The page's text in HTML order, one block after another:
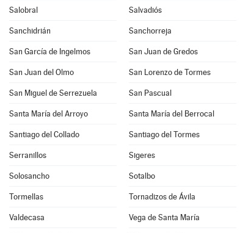
Salobral Salvadiós
Sanchidrián Sanchorreja
San García de Ingelmos San Juan de Gredos
San Juan del Olmo San Lorenzo de Tormes
San Miguel de Serrezuela San Pascual
Santa María del Arroyo Santa María del Berrocal
Santiago del Collado Santiago del Tormes
Serranillos Sigeres
Solosancho Sotalbo
Tormellas Tornadizos de Ávila
Valdecasa Vega de Santa María